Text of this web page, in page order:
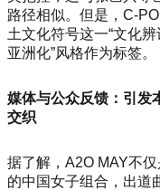
路径相似。但是，C-
土文化符号这一“文化
亚洲化”风格作为标签。
媒体与公众反馈：引发
交织
据了解，A2O MAY不
的中国女子组合，出道